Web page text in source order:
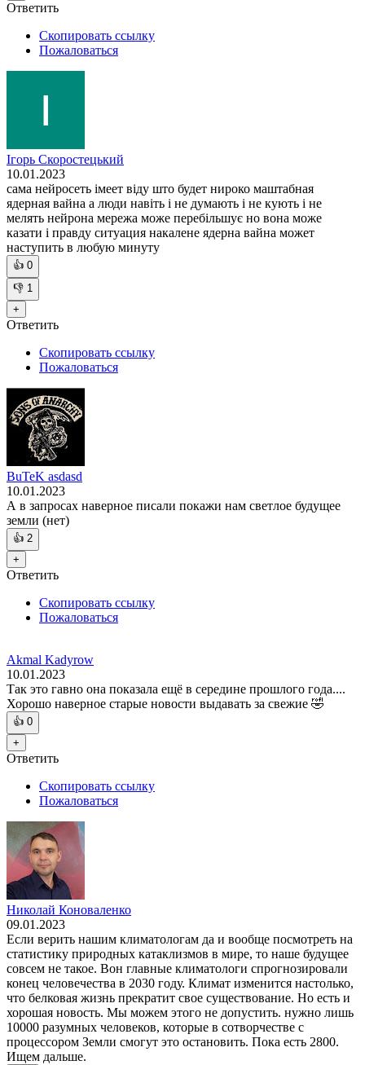
Ответить
Скопировать ссылку
Пожаловаться
Ігорь Скоростецький
10.01.2023
сама нейросеть імеет віду што будет нироко маштабная
ядерная вайна а люди навіть і не думають і не кують і не
мелять нейрона мережа може перебільшує но вона може
казати і правду ситуация накалене ядерна вайна может
наступить в любую минуту
👍 0
👎 1
+
Ответить
Скопировать ссылку
Пожаловаться
BuTeK asdasd
10.01.2023
А в запросах наверное писали покажи нам светлое будущее
земли (нет)
👍 2
+
Ответить
Скопировать ссылку
Пожаловаться
Akmal Kadyrow
10.01.2023
Так это гавно она показала ещё в середине прошлого года....
Хорошо наверное старые новости выдавать за свежие 🤣
👍 0
+
Ответить
Скопировать ссылку
Пожаловаться
Николай Коноваленко
09.01.2023
Если верить нашим климатологам да и вообще посмотреть на
статистику природных катаклизмов в мире, то наше будущее
совсем не такое. Вон главные климатологи спрогнозировали
конец человечества в 2030 году. Климат изменится настолько,
что белковая жизнь прекратит свое существование. Но есть и
хорошая новость. Мы можем этого не допустить. нужно лишь
10000 разумных человеков, которые в сотворчестве с
процессором Земли смогут это остановить. Пока есть 2800.
Ищем дальше.